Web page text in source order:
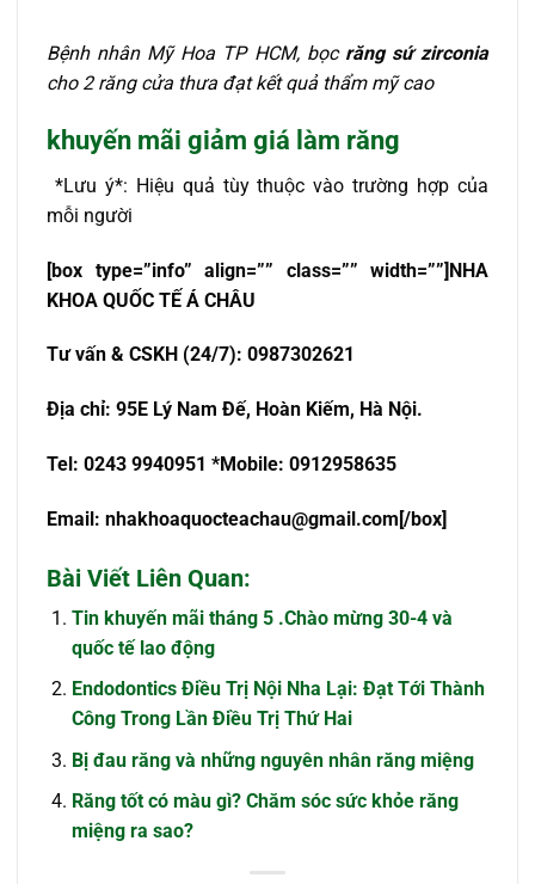
Bệnh nhân Mỹ Hoa TP HCM, bọc răng sứ zirconia
cho 2 răng cửa thưa đạt kết quả thẩm mỹ cao
khuyến mãi giảm giá làm răng
*Lưu ý*: Hiệu quả tùy thuộc vào trường hợp của
mỗi người
[box type=”info” align=”” class=”” width=””]NHA
KHOA QUỐC TẾ Á CHÂU
Tưvấn & CSKH (24/7): 0987302621
Địa chỉ: 95E Lý Nam Đế, Hoàn Kiếm, Hà Nội.
Tel: 0243 9940951 *Mobile: 0912958635
Email: nhakhoaquocteachau@gmail.com [/box]
Bài Viết Liên Quan:
Tin khuyến mãi tháng 5 .Chào mừng 30-4 và
quốc tế lao động
Endodontics Điều Trị Nội Nha Lại: Đạt Tới Thành
Công Trong Lần Điều Trị Thứ Hai
Bị đau răng và những nguyên nhân răng miệng
Răng tốt có màu gì? Chăm sóc sức khỏe răng
miệng ra sao?